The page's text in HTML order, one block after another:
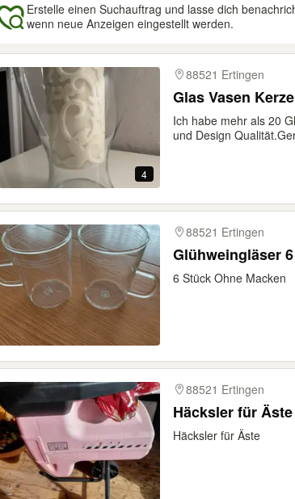
Erstelle einen Suchauftrag und lasse dich
wenn neue Anzeigen eingestellt werden.
4
88521 Ertingen
Glas Vasen
Ich habe mehr als 20
und Design
88521 Ertingen
Glühweingläser
6 Stück Ohne Macken
88521 Ertingen
Häcksler für Äste
Häcksler für Äste